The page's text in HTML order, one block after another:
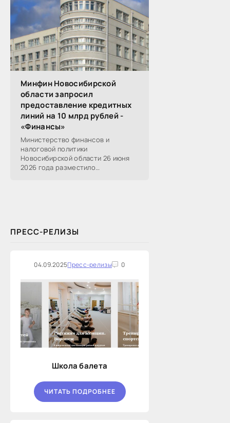
Минфин Новосибирской
области запросил
предоставление кредитных
линий на 10 млрд рублей -
«Финансы»
Министерство финансов и
налоговой политики
Новосибирской области 26 июня
2026 года разместило
ПРЕСС-РЕЛИЗЫ
04.09.2025Пресс-релизы 0
Школа балета
ЧИТАТЬ ПОДРОБНЕЕ